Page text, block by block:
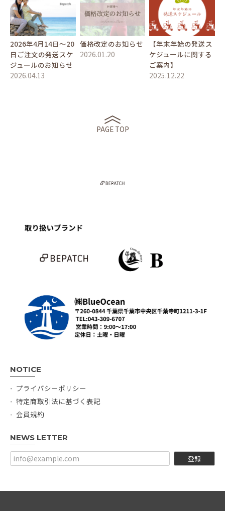
2026年4月14日〜20
日ご注文の発送スケ
ジュールのお知らせ
2026.04.13
価格改定のお知らせ
2026.01.20
【年末年始の発送ス
ケジュールに関する
ご案内】
2025.12.22
PAGE TOP
NOTICE
プライバシーポリシー
特定商取引法に基づく表記
会員規約
NEWS LETTER
登録